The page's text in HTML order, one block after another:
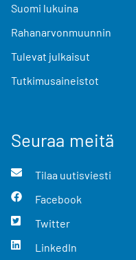
Suomi lukuina
Rahanarvonmuunnin
Tulevat julkaisut
Tutkimusaineistot
Seuraa meitä
Tilaa uutisviesti
Facebook
Twitter
LinkedIn